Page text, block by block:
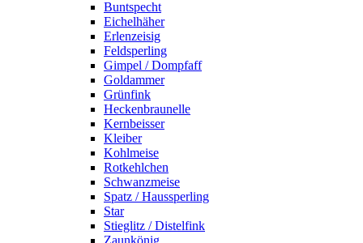
Buntspecht
Eichelhäher
Erlenzeisig
Feldsperling
Gimpel / Dompfaff
Goldammer
Grünfink
Heckenbraunelle
Kernbeisser
Kleiber
Kohlmeise
Rotkehlchen
Schwanzmeise
Spatz / Haussperling
Star
Stieglitz / Distelfink